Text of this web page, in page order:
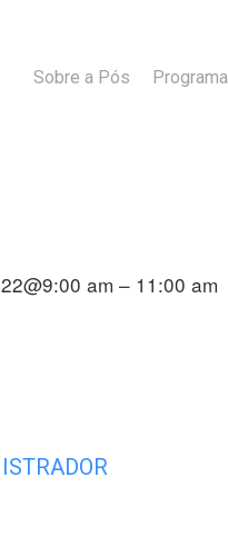
Sobre a Pós Programa
am – 11:00 am